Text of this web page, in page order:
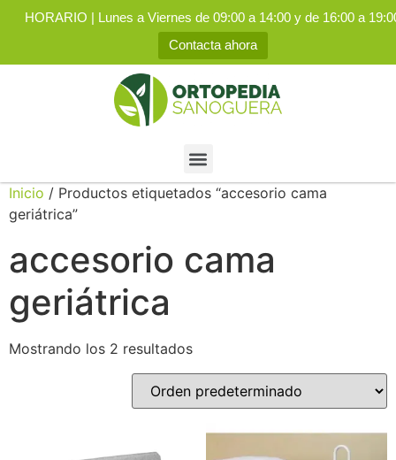
HORARIO | Lunes a Viernes de 09:00 a 14:00 y de 16:00 a
Contacta ahora
Inicio / Productos etiquetados “accesorio cama
geriátrica”
accesorio cama
geriátrica
Mostrando los 2 resultados